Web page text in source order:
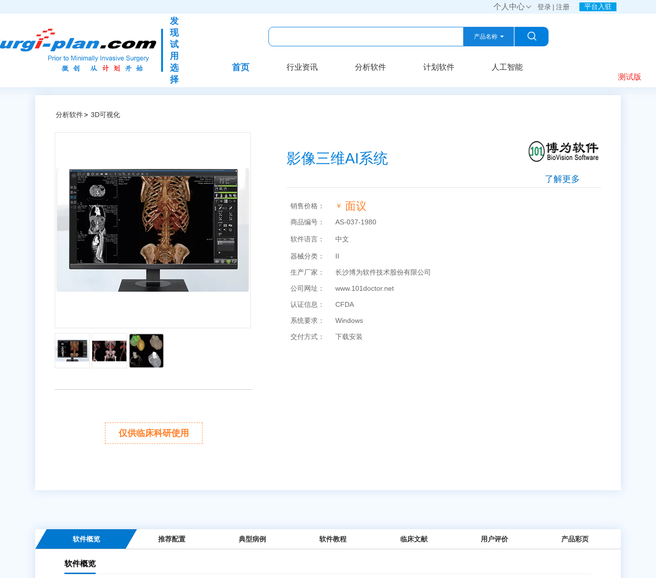
个人中心 登录 | 注册 平台入驻
发
现
试
用
选
择
产品名称
首页 行业资讯 分析软件 计划软件
人工智能
测试版
分析软件> 3D可视化
仅供临床科研使用
影像三维AI系统
了解更多
销售价格： ￥ 面议
商品编号： AS-037-1980
软件语言： 中文
器械分类： II
生产厂家： 长沙博为软件技术股份有限公司
公司网址： www.101doctor.net
认证信息： CFDA
系统要求： Windows
交付方式： 下载安装
软件概览 推荐配置 典型病例 软件教程 临床文献 用户评价 产品彩页
软件概览